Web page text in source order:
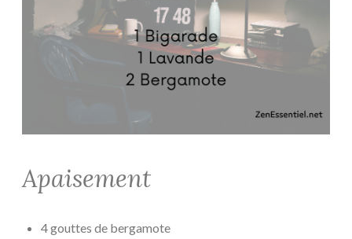
Apaisement
4 gouttes de bergamote